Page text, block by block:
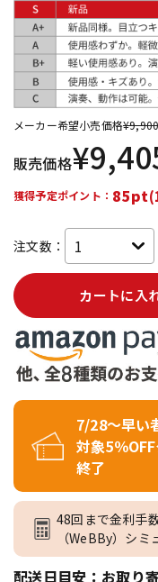
中古
メーカー希望小売価格¥9,900
販売価格¥
獲得予定ポイント：
注文数：
カートに入
7/28～早い
対象5％
終了
48回まで金利手
（WeBBy）シミ
配送日目安：お取り